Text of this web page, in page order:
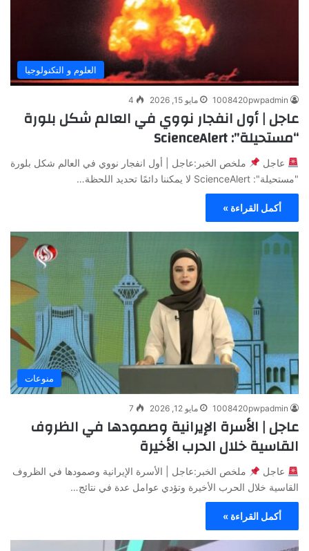
العلوم و التكنولوجيا
1008420pwpadmin مايو 15, 2026 4
عاجل | أول انفجار نووي في العالم شكل بلورة
“مستحيلة”: ScienceAlert
عاجل
ملخص الخبر:عاجل | أول انفجار نووي في العالم شكل بلورة
"مستحيلة": ScienceAlert لا يمكننا دائمًا تحديد اللحظة…
أكمل القراءة »
منوعات
1008420pwpadmin مايو 12, 2026 7
عاجل | الأسرة الإيرانية وصمودها في الظروف
القاسية خلال الحرب الأخيرة
عاجل
ملخص الخبر:عاجل | الأسرة الإيرانية وصمودها في الظروف
القاسية خلال الحرب الأخيرة وتؤدي عوامل عدة في نتائج…
أكمل القراءة »